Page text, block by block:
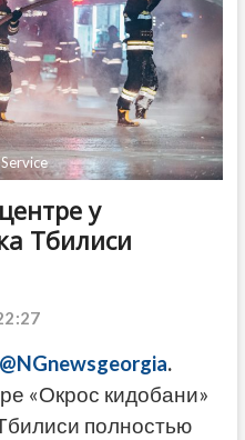
у
Тбилиси
@NGnewsgeorgia.
«Окрос кидобани»
полностью